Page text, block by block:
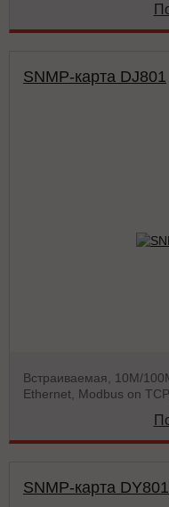
SNMP-карта DJ801
Встраиваемая, 10М/
Ethernet, Modbus on
SNMP-карта DY801